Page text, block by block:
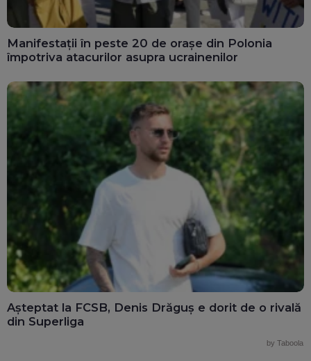
Manifestații în peste 20 de orașe din Polonia
împotriva atacurilor asupra ucrainenilor
Așteptat la FCSB, Denis Drăguș e dorit de o rivală
din Superliga
by Taboola